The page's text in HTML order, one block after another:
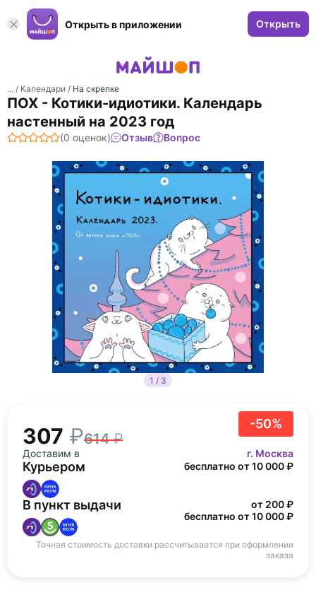
Открыть в приложении Открыть
... / Календари / На скрепке
ПОХ - Котики-идиотики. Календарь
настенный на 2023 год
(0 оценок) Отзыв Вопрос
1 / 3
-50%
307 614
Доставим в г. Москва
Курьером бесплатно от 10 000 ₽
В пункт выдачи
от 200 ₽
бесплатно от 10 000 ₽
Точная стоимость доставки рассчитывается при оформлении
заказа